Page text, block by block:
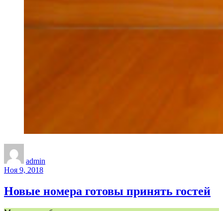
admin
Ноя 9, 2018
Новые номера готовы принять гостей